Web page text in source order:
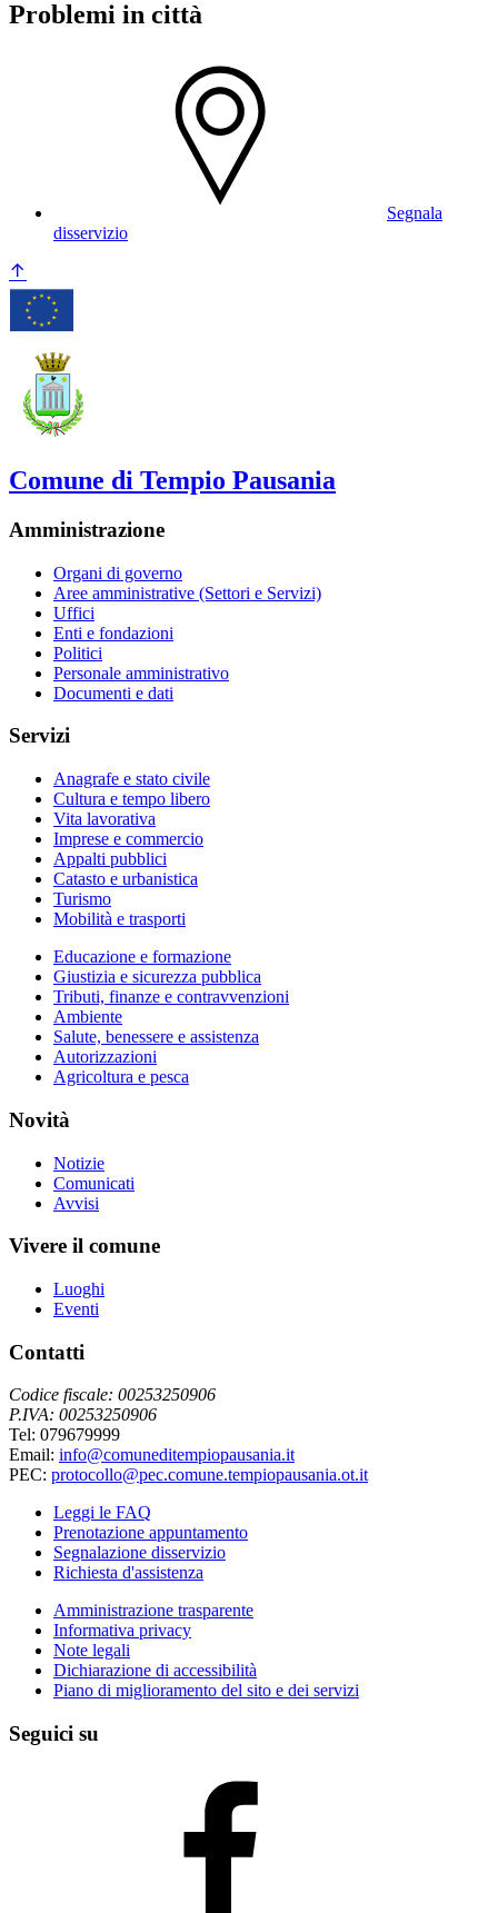
Problemi in città
Segnala
disservizio
Comune di Tempio Pausania
Amministrazione
Organi di governo
Aree amministrative (Settori e Servizi)
Uffici
Enti e fondazioni
Politici
Personale amministrativo
Documenti e dati
Servizi
Anagrafe e stato civile
Cultura e tempo libero
Vita lavorativa
Imprese e commercio
Appalti pubblici
Catasto e urbanistica
Turismo
Mobilità e trasporti
Educazione e formazione
Giustizia e sicurezza pubblica
Tributi, finanze e contravvenzioni
Ambiente
Salute, benessere e assistenza
Autorizzazioni
Agricoltura e pesca
Novità
Notizie
Comunicati
Avvisi
Vivere il comune
Luoghi
Eventi
Contatti
Codice fiscale: 00253250906
P.IVA: 00253250906
Tel: 079679999
Email: info@comuneditempiopausania.it
PEC: protocollo@pec.comune.tempiopausania.ot.it
Leggi le FAQ
Prenotazione appuntamento
Segnalazione disservizio
Richiesta d'assistenza
Amministrazione trasparente
Informativa privacy
Note legali
Dichiarazione di accessibilità
Piano di miglioramento del sito e dei servizi
Seguici su